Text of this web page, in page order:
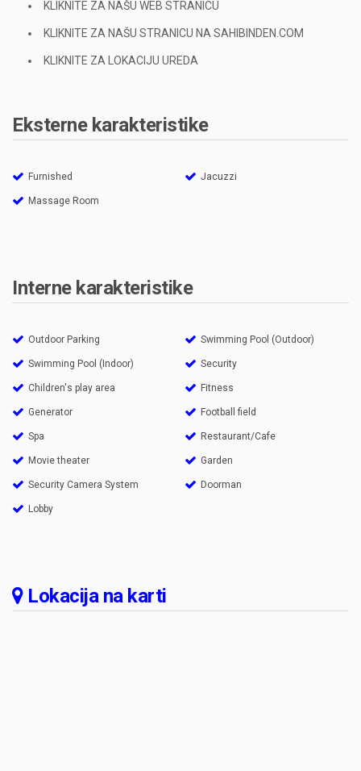
KLIKNITE ZA NAŠU WEB STRANICU
KLIKNITE ZA NAŠU STRANICU NA SAHIBINDEN.COM
KLIKNITE ZA LOKACIJU UREDA
Eksterne karakteristike
Furnished Jacuzzi
Massage Room
Interne karakteristike
Outdoor Parking Swimming Pool (Outdoor)
Swimming Pool (Indoor) Security
Children's play area Fitness
Generator Football field
Spa Restaurant/Cafe
Movie theater Garden
Security Camera System Doorman
Lobby
Lokacija na karti